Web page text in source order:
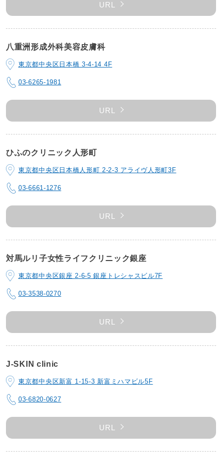
URL
八重洲形成外科美容皮膚科
東京都中央区日本橋 3-4-14 4F
03-6265-1981
URL
ひふのクリニック人形町
東京都中央区日本橋人形町 2-2-3 アライヴ人形町3F
03-6661-1276
URL
対馬ルリ子女性ライフクリニック銀座
東京都中央区銀座 2-6-5 銀座トレシャスビル7F
03-3538-0270
URL
J-SKIN clinic
東京都中央区新富 1-15-3 新富ミハマビル5F
03-6820-0627
URL